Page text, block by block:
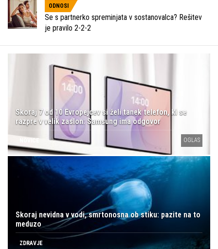
ODNOSI
Se s partnerko spreminjata v sostanovalca? Rešitev
je pravilo 2-2-2
Skoraj 7 od 10 Evropejcev si želi tanek telefon, ki se
razpre v velik zaslon: Samsung ima odgovor
NOVICE OGLAS
Skoraj nevidna v vodi, smrtonosna ob stiku: pazite na to
meduzo
ZDRAVJE